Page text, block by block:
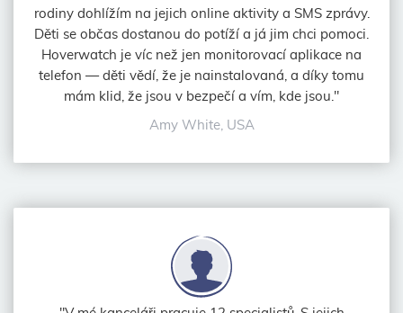
rodiny dohlížím na jejich online aktivity a SMS zprávy.
Děti se občas dostanou do potíží a já jim chci pomoci.
Hoverwatch je víc než jen monitorovací aplikace na
telefon — děti vědí, že je nainstalovaná, a díky tomu
mám klid, že jsou v bezpečí a vím, kde jsou."
Amy White, USA